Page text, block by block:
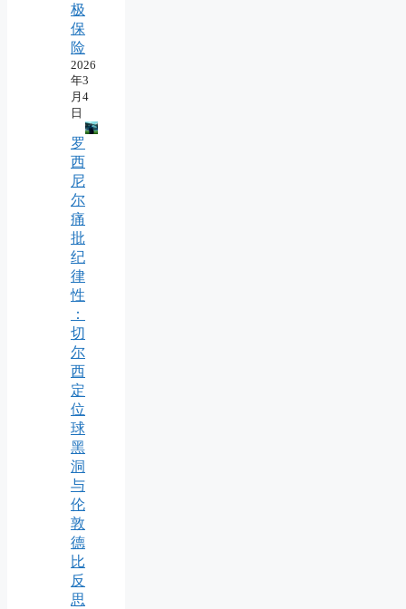
极
保
险
2026
年3
月4
日
罗
西
尼
尔
痛
批
纪
律
性
：
切
尔
西
定
位
球
黑
洞
与
伦
敦
德
比
反
思